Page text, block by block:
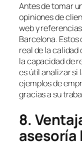
Antes de tomar
opiniones de
web y
Barcelona.
real de la
la capacidad de
es útil analizar si
ejemplos de
gracias a su
8.
asesoría